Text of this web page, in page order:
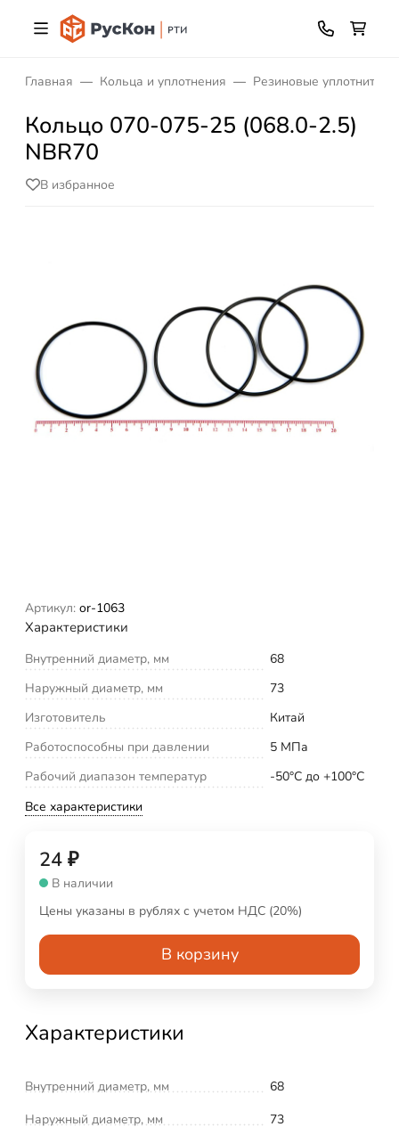
Главная Кольца и уплотнения Резиновые
Кольцо 070-075-25 (068.0-2.5)
NBR70
В избранное
Артикул: or-1063
Характеристики
Внутренний диаметр, мм
68
Наружный диаметр, мм
73
Изготовитель
Китай
Работоспособны при давлении
5 МПа
Рабочий диапазон температур
-50°С до +100°С
Все характеристики
24 ₽
В наличии
Цены указаны в рублях с учетом НДС (20%)
В корзину
Характеристики
Внутренний диаметр, мм
68
Наружный диаметр, мм
73